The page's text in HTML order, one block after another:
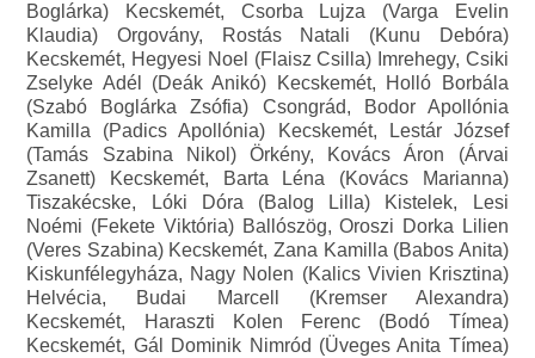
Boglárka) Kecskemét, Csorba Lujza (Varga Evelin
Klaudia) Orgovány, Rostás Natali (Kunu Debóra)
Kecskemét, Hegyesi Noel (Flaisz Csilla) Imrehegy, Csiki
Zselyke Adél (Deák Anikó) Kecskemét, Holló Borbála
(Szabó Boglárka Zsófia) Csongrád, Bodor Apollónia
Kamilla (Padics Apollónia) Kecskemét, Lestár József
(Tamás Szabina Nikol) Örkény, Kovács Áron (Árvai
Zsanett) Kecskemét, Barta Léna (Kovács Marianna)
Tiszakécske, Lóki Dóra (Balog Lilla) Kistelek, Lesi
Noémi (Fekete Viktória) Ballószög, Oroszi Dorka Lilien
(Veres Szabina) Kecskemét, Zana Kamilla (Babos Anita)
Kiskunfélegyháza, Nagy Nolen (Kalics Vivien Krisztina)
Helvécia, Budai Marcell (Kremser Alexandra)
Kecskemét, Haraszti Kolen Ferenc (Bodó Tímea)
Kecskemét, Gál Dominik Nimród (Üveges Anita Tímea)